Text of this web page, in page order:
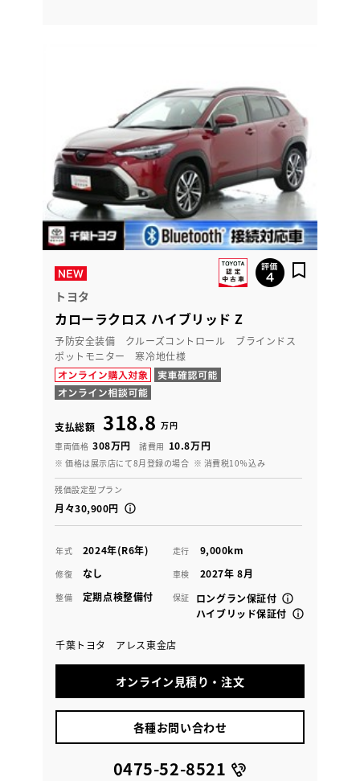
トヨタ
カローラクロス ハイブリッド Z
予防安全装備 クルーズコントロール ブラインドス
ポットモニター 寒冷地仕様
支払総額 318.8 万円
車両価格 308万円 諸費用 10.8万円
※ 価格は展示店にて8月登録の場合 ※ 消費税10％込み
残価設定型プラン
月々30,900円
年式 2024年(R6年) 走行 9,000km
修復 なし 車検 2027年 8月
整備 定期点検整備付 保証
ロングラン保証付
ハイブリッド保証付
千葉トヨタ アレス東金店
オンライン見積り・注文
各種お問い合わせ
0475-52-8521